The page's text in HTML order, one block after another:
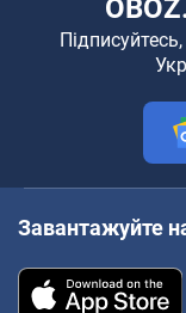
Завантажуйте